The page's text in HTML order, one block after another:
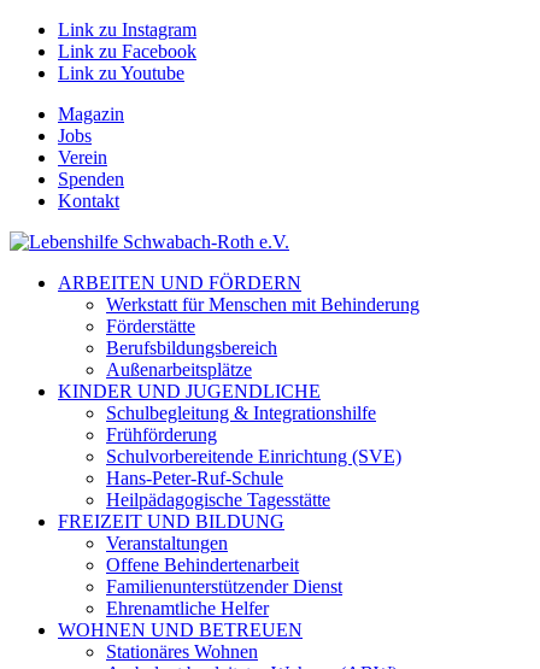
Link zu Instagram
Link zu Facebook
Link zu Youtube
Magazin
Jobs
Verein
Spenden
Kontakt
ARBEITEN UND FÖRDERN
Werkstatt für Menschen mit Behinderung
Förderstätte
Berufsbildungsbereich
Außenarbeitsplätze
KINDER UND JUGENDLICHE
Schulbegleitung & Integrationshilfe
Frühförderung
Schulvorbereitende Einrichtung (SVE)
Hans-Peter-Ruf-Schule
Heilpädagogische Tagesstätte
FREIZEIT UND BILDUNG
Veranstaltungen
Offene Behindertenarbeit
Familienunterstützender Dienst
Ehrenamtliche Helfer
WOHNEN UND BETREUEN
Stationäres Wohnen